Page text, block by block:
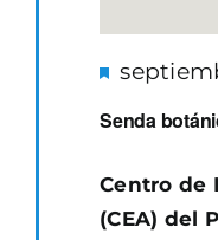
Senda
Centro de
(CEA) del